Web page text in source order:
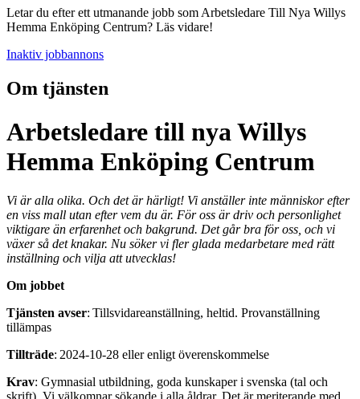
Letar du efter ett utmanande jobb som Arbetsledare Till Nya Willys
Hemma Enköping Centrum? Läs vidare!
Inaktiv jobbannons
Om tjänsten
Arbetsledare till nya Willys
Hemma Enköping Centrum
Vi är alla olika. Och det är härligt! Vi anställer inte människor efter
en viss mall utan efter vem du är. För oss är driv och personlighet
viktigare än erfarenhet och bakgrund. Det går bra för oss, och vi
växer så det knakar. Nu söker vi fler glada medarbetare med rätt
inställning och vilja att utvecklas!
Om jobbet
Tjänsten avser: Tillsvidareanställning, heltid. Provanställning
tillämpas
Tillträde: 2024-10-28 eller enligt överenskommelse
Krav: Gymnasial utbildning, goda kunskaper i svenska (tal och
skrift). Vi välkomnar sökande i alla åldrar. Det är meriterande med